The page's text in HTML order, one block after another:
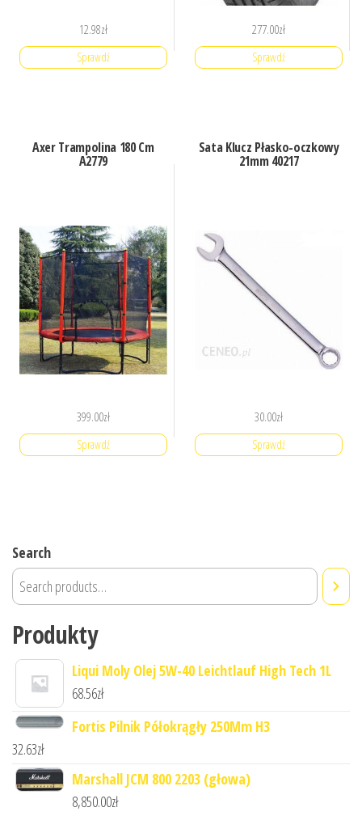
12.98zł
Sprawdź
277.00zł
Sprawdź
Axer Trampolina 180 Cm
A2779
399.00zł
Sprawdź
Sata Klucz Płasko-oczkowy
21mm 40217
30.00zł
Sprawdź
Search
Produkty
Liqui Moly Olej 5W-40 Leichtlauf High Tech 1L
68.56zł
Fortis Pilnik Półokrągły 250Mm H3
32.63zł
Marshall JCM 800 2203 (głowa)
8,850.00zł